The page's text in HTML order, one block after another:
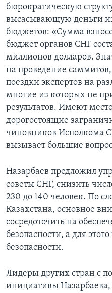
бюрократическую
высасывающую деньги
бюджетов: «Сумма
бюджет органов СНГ
миллионов долларов.
на проведение
поездки экспертов на
многие из которых не
результатов. Имеют
дорогостоящие
чиновников Исполкома
вызывает большие
Назарбаев предложил
советы СНГ, снизить
230 до 140 человек. По
Казахстана, основное
сосредоточить на
безопасности, а для
безопасности.
Лидеры других стран с
инициативы Назарбаева,